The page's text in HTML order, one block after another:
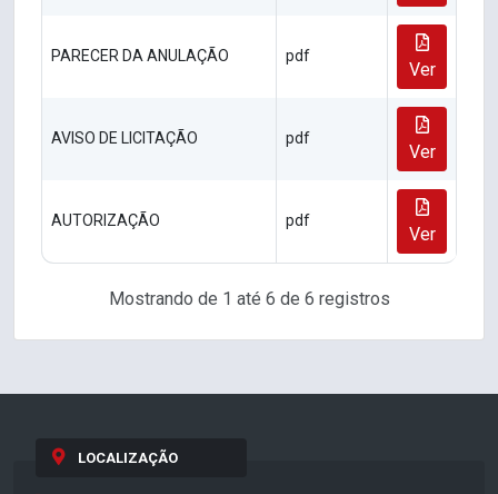
PARECER DA ANULAÇÃO pdf
Ver
AVISO DE LICITAÇÃO pdf
Ver
AUTORIZAÇÃO pdf
Ver
Mostrando de 1 até 6 de 6 registros
LOCALIZAÇÃO